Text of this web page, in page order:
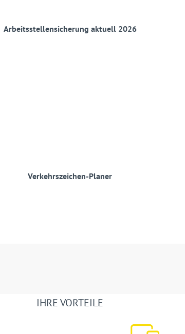
Arbeitsstellensicherung aktuell 2026
Verkehrszeichen-Planer
IHRE VORTEILE